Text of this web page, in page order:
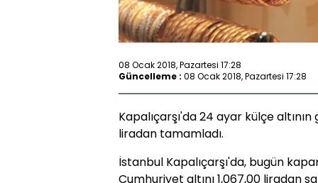
08 Ocak 2018, Pazartesi 17:28
Güncelleme : 08 Ocak 2018, Pazartesi 17:28
Kapalıçarşı'da 24 ayar külçe
liradan tamamladı.
İstanbul Kapalıçarşı'da, bugün
Cumhuriyet altını 1,067,00 liradan